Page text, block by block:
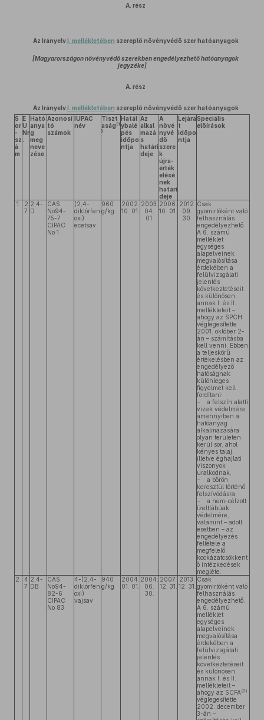
A. rész
Az IrányelvI. mellékletében szereplő növényvédő szer hatóanyagok
[Magyarországon növényvédő szerekben engedélyezhető hatóanyagok
jegyzéke]
A. rész
Az IrányelvI. mellékletében szereplő növényvédő szer hatóanyagok
S
or
-
sz
á
m
E
U
Nr
Ható
anya
g
meg
neve
zése
Azonosí
tó
számok
IUPAC
név
Tiszt
aság (1
)
Hatál
ybalé
pés
időpo
ntja
Az
alkal
mazá
s
határi
deje
A
növé
nyvé
dő
szere
k
újra-
érték
elésé
nek
határi
deje
Lejára
t
időpo
ntja
Speciális
előírások
1.
2
7
2,4-
D
CAS
No94-
75-7
CIPAC
No 1
(2,4-
diklórfen
oxi)
ecetsav
960
g/kg
2002.
10. 01.
2003.
04.
01.
2006.
10. 01.
2012.
09.
30.
Csak
gyomirtóként való
felhasználás
engedélyezhető.
A 6. számú
melléklet
egységes
alapelveinek
megvalósítása
érdekében a
felülvizsgálati
jelentés
következtetéseit
és különösen
annak I. és II.
mellékleteit –
ahogy az SPCH
véglegesítette
2001. október 2-
án – számításba
kell venni. Ebben
a teljeskörű
értékelésben az
engedélyező
hatóságnak
különleges
figyelmet kell
fordítani:
– a felszín alatti
vizek védelmére,
amennyiben a
hatóanyag
alkalmazására
olyan területen
kerül sor, ahol
kényes talaj,
illetve éghajlati
viszonyok
uralkodnak,
– a bőrön
keresztül történő
felszívódásra,
– a nem-célzott
ízeltlábúak
védelmére,
valamint – adott
esetben – az
engedélyezés
feltétele a
megfelelő
kockázatcsökkent
ő intézkedések
megléte.
2.
4
7
2,4-
DB
CAS
No94-
82-6
CIPAC
No 83
4-(2,4-
diklórfen
oxi)
vajsav
940
g/kg
2004.
01. 01.
2004.
06.
30.
2007.
12. 31.
2013.
12. 31.
Csak
gyomirtóként való
felhasználás
engedélyezhető.
A 6. számú
melléklet
egységes
alapelveinek
megvalósítása
érdekében a
felülvizsgálati
jelentés
következtetéseit
és különösen
annak I. és II.
mellékleteit –
ahogy az SCFA (2)
véglegesítette
2002. december
3-án –